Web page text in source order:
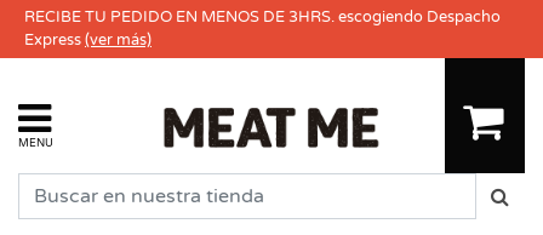
RECIBE TU PEDIDO EN MENOS DE 3HRS. escogiendo Despacho
Express(ver más)
MENU